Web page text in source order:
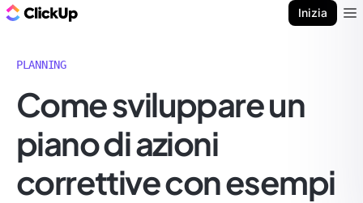
Inizia
PLANNING
Come sviluppare un
piano di azioni
correttive con esempi